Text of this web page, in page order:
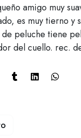
amigo muy
es muy tierno y
peluche tiene
del cuello. rec.